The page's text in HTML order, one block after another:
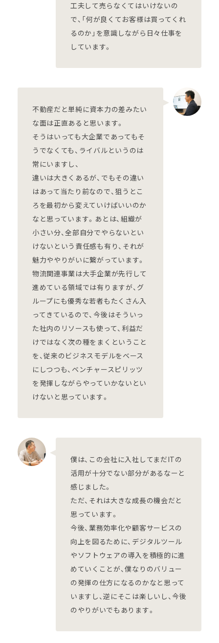
工夫して売らなくてはいけないの
で、「何が良くてお客様は買ってくれ
るのか」を意識しながら日々仕事を
しています。
不動産だと単純に資本力の差みたい
な面は正直あると思います。
そうはいっても大企業であってもそ
うでなくても、ライバルというのは
常にいますし、
違いは大きくあるが、でもその違い
はあって当たり前なので、狙うとこ
ろを最初から変えていけばいいのか
なと思っています。あとは、組織が
小さい分、全部自分でやらないとい
けないという責任感も有り、それが
魅力ややりがいに繋がっています。
物流関連事業は大手企業が先行して
進めている領域では有りますが、グ
ループにも優秀な若者もたくさん入
ってきているので、今後はそういっ
た社内のリソースも使って、利益だ
けではなく次の種をまくということ
を、従来のビジネスモデルをベース
にしつつも、ベンチャースピリッツ
を発揮しながらやっていかないとい
けないと思っています。
僕は、この会社に入社してまだITの
活用が十分でない部分があるなーと
感じました。
ただ、それは大きな成長の機会だと
思っています。
今後、業務効率化や顧客サービスの
向上を図るために、デジタルツール
やソフトウェアの導入を積極的に進
めていくことが、僕なりのバリュー
の発揮の仕方になるのかなと思って
いますし、逆にそこは楽しいし、今後
のやりがいでもあります。